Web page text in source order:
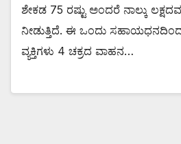
ಶೇಕಡ 75 ರಷ್ಟು ಅಂದರೆ ನಾಲ್ಕು
ನೀಡುತ್ತಿದೆ. ಈ ಒಂದು
ವ್ಯಕ್ತಿಗಳು 4 ಚಕ್ರದ ವಾಹನ…